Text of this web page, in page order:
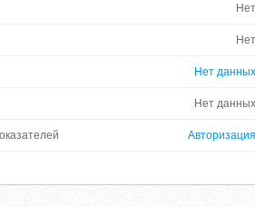
Нет
Нет
Нет данных
Нет данных
Авторизация